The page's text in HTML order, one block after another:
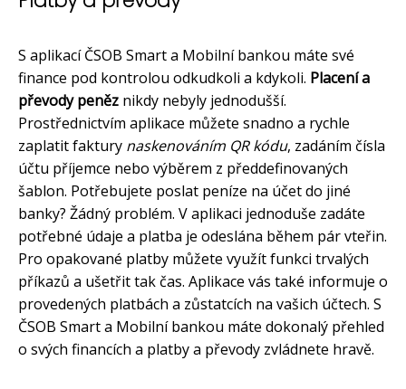
S aplikací ČSOB Smart a Mobilní bankou máte své
finance pod kontrolou odkudkoli a kdykoli. Placení a
převody peněz nikdy nebyly jednodušší.
Prostřednictvím aplikace můžete snadno a rychle
zaplatit faktury naskenováním QR kódu, zadáním čísla
účtu příjemce nebo výběrem z předdefinovaných
šablon. Potřebujete poslat peníze na účet do jiné
banky? Žádný problém. V aplikaci jednoduše zadáte
potřebné údaje a platba je odeslána během pár vteřin.
Pro opakované platby můžete využít funkci trvalých
příkazů a ušetřit tak čas. Aplikace vás také informuje o
provedených platbách a zůstatcích na vašich účtech. S
ČSOB Smart a Mobilní bankou máte dokonalý přehled
o svých financích a platby a převody zvládnete hravě.